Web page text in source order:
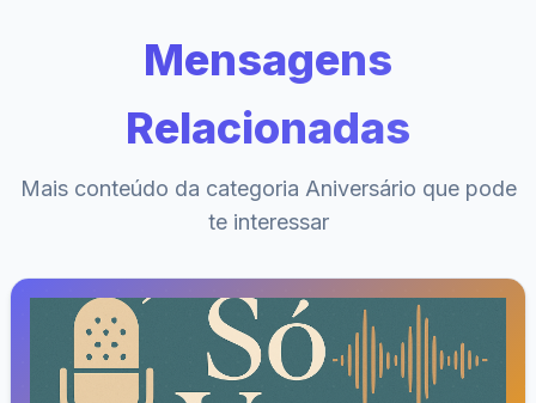
Mensagens
Relacionadas
Mais conteúdo da categoria Aniversário que pode
te interessar